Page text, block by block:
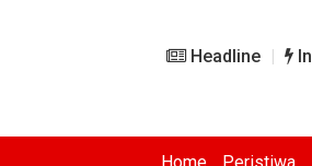
Headline